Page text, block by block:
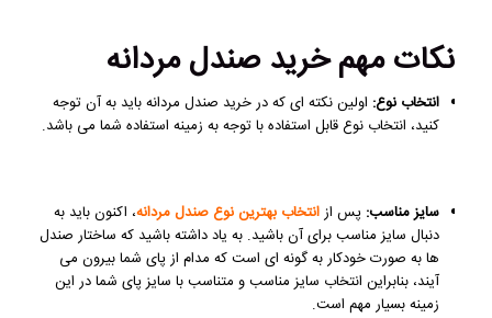
نکات مهم خرید صندل مردانه
انتخاب نوع: اولین نکته ای که در خرید صندل مردانه باید به آن توجه
کنید، انتخاب نوع قابل استفاده با توجه به زمینه استفاده شما می باشد.
سایز مناسب: پس ازانتخاب بهترین نوع صندل مردانه، اکنون باید به
دنبال سایز مناسب برای آن باشید. به یاد داشته باشید که ساختار صندل
ها به صورت خودکار به گونه ای است که مدام از پای شما بیرون می
آیند، بنابراین انتخاب سایز مناسب و متناسب با سایز پای شما در این
زمینه بسیار مهم است.